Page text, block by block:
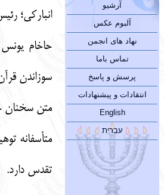
آرشیو
آلبوم عکس
نهاد های انجمن
تماس باما
پرسش و پاسخ
انتقادات و پیشنهادات
English
עברית
انبارکی؛
حاخام یونس
سوزاندن
متن سخنان
متأسفانه
تقدس دارد.